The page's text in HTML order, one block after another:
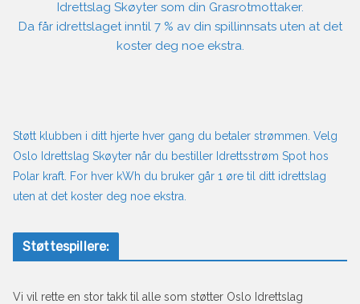
Idrettslag Skøyter som din Grasrotmottaker.
Da får idrettslaget inntil 7 % av din spillinnsats uten at det
koster deg noe ekstra.
Støtt klubben i ditt hjerte hver gang du betaler strømmen. Velg
Oslo Idrettslag Skøyter når du bestiller Idrettsstrøm Spot hos
Polar kraft. For hver kWh du bruker går 1 øre til ditt idrettslag
uten at det koster deg noe ekstra.
Støttespillere:
Vi vil rette en stor takk til alle som støtter Oslo Idrettslag